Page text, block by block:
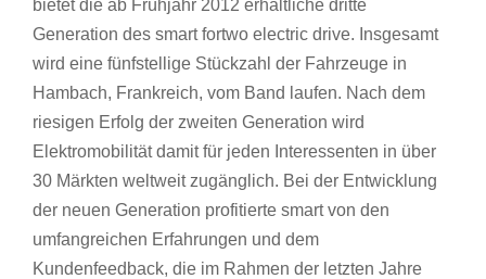
bietet die ab Frühjahr 2012 erhältliche dritte
Generation des smart fortwo electric drive. Insgesamt
wird eine fünfstellige Stückzahl der Fahrzeuge in
Hambach, Frankreich, vom Band laufen. Nach dem
riesigen Erfolg der zweiten Generation wird
Elektromobilität damit für jeden Interessenten in über
30 Märkten weltweit zugänglich. Bei der Entwicklung
der neuen Generation profitierte smart von den
umfangreichen Erfahrungen und dem
Kundenfeedback, die im Rahmen der letzten Jahre